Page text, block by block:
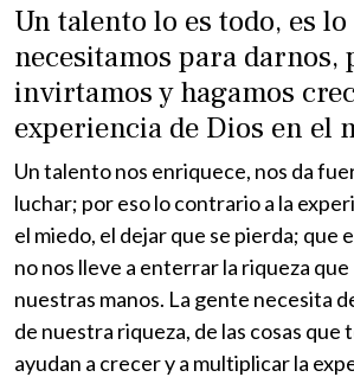
Un talento lo es todo, es lo
necesitamos para darnos,
invirtamos y hagamos
experiencia de Dios en el
Un talento nos enriquece, nos da
luchar; por eso lo contrario a la
el miedo, el dejar que se pierda; que
no nos lleve a enterrar la riqueza
nuestras manos. La gente necesita
de nuestra riqueza, de las cosas que
ayudan a crecer y a multiplicar la